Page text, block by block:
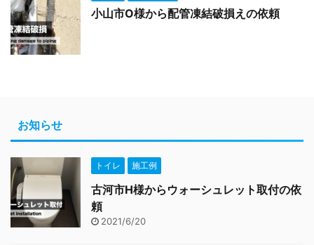
小山市O様から配管凍結破損えの依頼
お知らせ
トイレ 施工例
古河市H様からウォーシュレット取付の依
頼
2021/6/20